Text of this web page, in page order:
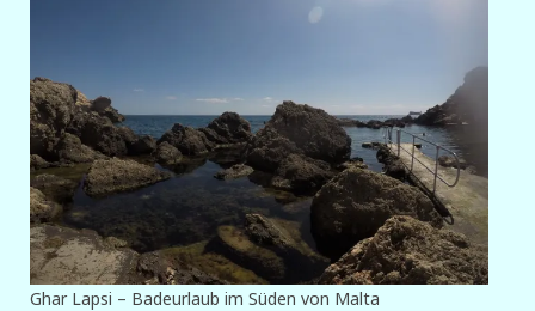
Ghar Lapsi – Badeurlaub im Süden von Malta